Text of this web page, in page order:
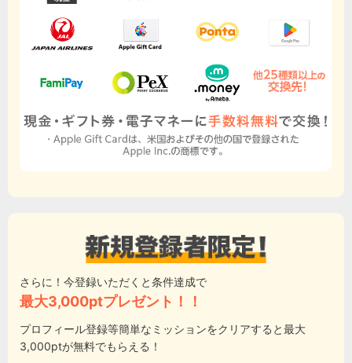
さらに！今登録いただくと条件達成で
最大3,000ptプレゼント！！
プロフィール登録等簡単なミッションをクリアすると最大
3,000ptが無料でもらえる！